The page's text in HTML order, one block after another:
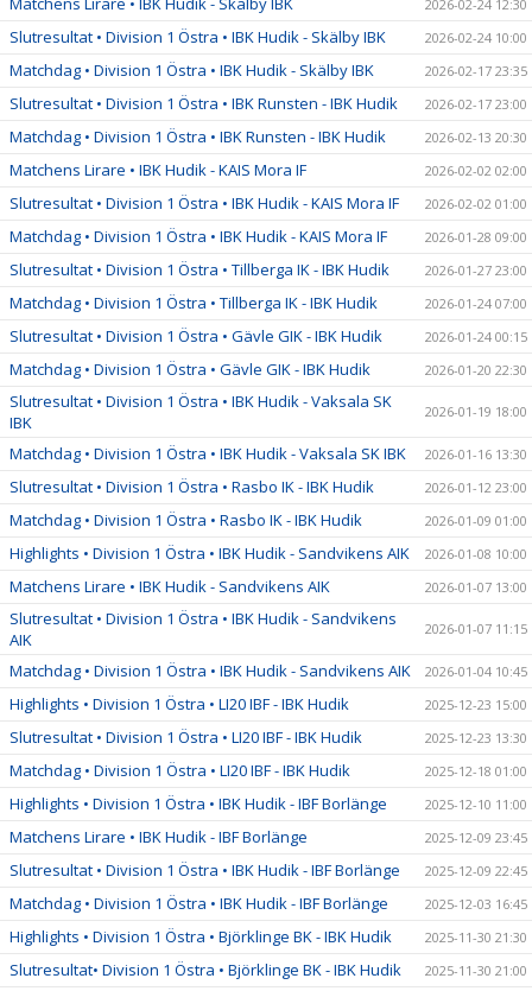
2026-02-24 12:30
Slutresultat • Division 1 Östra • IBK Hudik - Skälby IBK 2026-02-24 10:00
Matchdag • Division 1 Östra • IBK Hudik - Skälby IBK 2026-02-17 23:35
Slutresultat • Division 1 Östra • IBK Runsten - IBK Hudik 2026-02-17 23:00
Matchdag • Division 1 Östra • IBK Runsten - IBK Hudik 2026-02-13 20:30
Matchens Lirare • IBK Hudik - KAIS Mora IF 2026-02-02 02:00
Slutresultat • Division 1 Östra • IBK Hudik - KAIS Mora IF 2026-02-02 01:00
Matchdag • Division 1 Östra • IBK Hudik - KAIS Mora IF 2026-01-28 09:00
Slutresultat • Division 1 Östra • Tillberga IK - IBK Hudik 2026-01-27 23:00
Matchdag • Division 1 Östra • Tillberga IK - IBK Hudik 2026-01-24 07:00
Slutresultat • Division 1 Östra • Gävle GIK - IBK Hudik 2026-01-24 00:15
Matchdag • Division 1 Östra • Gävle GIK - IBK Hudik 2026-01-20 22:30
Slutresultat • Division 1 Östra • IBK Hudik - Vaksala SK
IBK
2026-01-19 18:00
Matchdag • Division 1 Östra • IBK Hudik - Vaksala SK IBK 2026-01-16 13:30
Slutresultat • Division 1 Östra • Rasbo IK - IBK Hudik 2026-01-12 23:00
Matchdag • Division 1 Östra • Rasbo IK - IBK Hudik 2026-01-09 01:00
Highlights • Division 1 Östra • IBK Hudik - Sandvikens AIK 2026-01-08 10:00
Matchens Lirare • IBK Hudik - Sandvikens AIK 2026-01-07 13:00
Slutresultat • Division 1 Östra • IBK Hudik - Sandvikens
AIK
2026-01-07 11:15
Matchdag • Division 1 Östra • IBK Hudik - Sandvikens AIK 2026-01-04 10:45
Highlights • Division 1 Östra • LI20 IBF - IBK Hudik 2025-12-23 15:00
Slutresultat • Division 1 Östra • LI20 IBF - IBK Hudik 2025-12-23 13:30
Matchdag • Division 1 Östra • LI20 IBF - IBK Hudik 2025-12-18 01:00
Highlights • Division 1 Östra • IBK Hudik - IBF Borlänge 2025-12-10 11:00
Matchens Lirare • IBK Hudik - IBF Borlänge 2025-12-09 23:45
Slutresultat • Division 1 Östra • IBK Hudik - IBF Borlänge 2025-12-09 22:45
Matchdag • Division 1 Östra • IBK Hudik - IBF Borlänge 2025-12-03 16:45
Highlights • Division 1 Östra • Björklinge BK - IBK Hudik 2025-11-30 21:30
Slutresultat• Division 1 Östra • Björklinge BK - IBK Hudik 2025-11-30 21:00